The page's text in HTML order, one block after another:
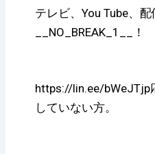
テレビ、You Tube、
__NO_BREAK_1__！
https://lin.ee/
していない方。